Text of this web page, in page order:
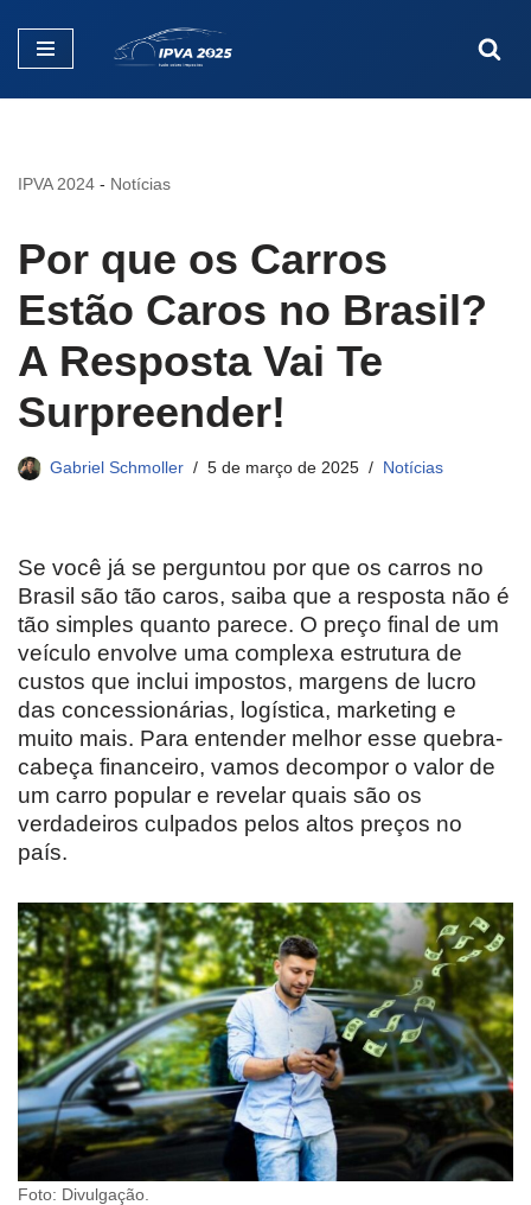
Pular
IPVA 2024 - Notícias
Por que os Carros
Estão Caros no Brasil?
A Resposta Vai Te
Surpreender!
Gabriel Schmoller 5 de março de 2025 Notícias
Se você já se perguntou por que os carros no
Brasil são tão caros, saiba que a resposta não é
tão simples quanto parece. O preço final de um
veículo envolve uma complexa estrutura de
custos que inclui impostos, margens de lucro
das concessionárias, logística, marketing e
muito mais. Para entender melhor esse quebra-
cabeça financeiro, vamos decompor o valor de
um carro popular e revelar quais são os
verdadeiros culpados pelos altos preços no
país.
Foto: Divulgação.